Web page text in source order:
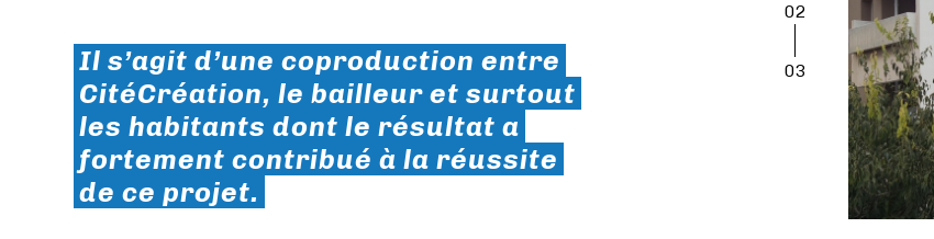
Il s’agit d’une coproduction entre
CitéCréation, le bailleur et surtout
les habitants dont le résultat a
fortement contribué à la réussite
de ce projet.
02
03